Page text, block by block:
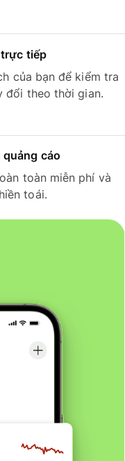
tiếp
của bạn để kiểm tra
đổi theo thời gian.
quảng cáo
toàn miễn phí và
toái.